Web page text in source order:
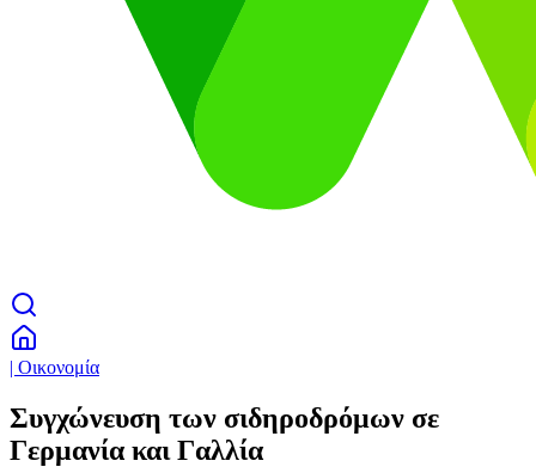
| Οικονομία
Συγχώνευση των σιδηροδρόμων σε
Γερμανία και Γαλλία